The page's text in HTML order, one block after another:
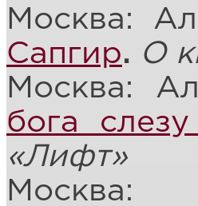
Москва:
Сапгир. О
Москва:
бога
«Лифт»